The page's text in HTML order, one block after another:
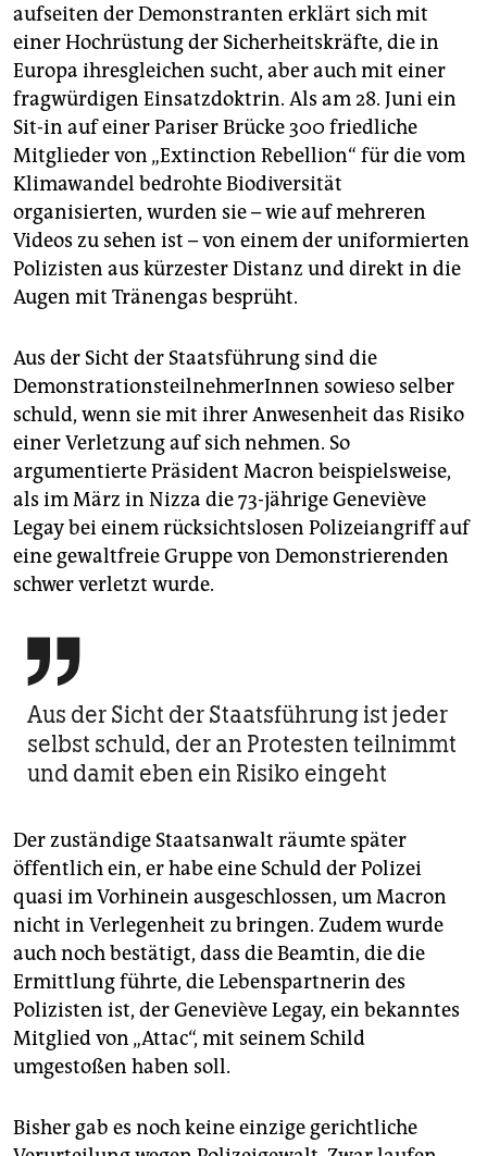
aufseiten der Demonstranten erklärt sich mit
einer Hochrüstung der Sicherheitskräfte, die in
Europa ihresgleichen sucht, aber auch mit einer
fragwürdigen Einsatzdoktrin. Als am 28. Juni ein
Sit-in auf einer Pariser Brücke 300 friedliche
Mitglieder von „Extinction Rebellion“ für die vom
Klimawandel bedrohte Biodiversität
organisierten, wurden sie – wie auf mehreren
Videos zu sehen ist – von einem der uniformierten
Polizisten aus kürzester Distanz und direkt in die
Augen mit Tränengas besprüht.
Aus der Sicht der Staatsführung sind die
DemonstrationsteilnehmerInnen sowieso selber
schuld, wenn sie mit ihrer Anwesenheit das Risiko
einer Verletzung auf sich nehmen. So
argumentierte Präsident Macron beispielsweise,
als im März in Nizza die 73-jährige Geneviève
Legay bei einem rücksichtslosen Polizeiangriff auf
eine gewaltfreie Gruppe von Demonstrierenden
schwer verletzt wurde.

Aus der Sicht der Staatsführung ist jeder
selbst schuld, der an Protesten teilnimmt
und damit eben ein Risiko eingeht
Der zuständige Staatsanwalt räumte später
öffentlich ein, er habe eine Schuld der Polizei
quasi im Vorhinein ausgeschlossen, um Macron
nicht in Verlegenheit zu bringen. Zudem wurde
auch noch bestätigt, dass die Beamtin, die die
Ermittlung führte, die Lebenspartnerin des
Polizisten ist, der Geneviève Legay, ein bekanntes
Mitglied von „Attac“, mit seinem Schild
umgestoßen haben soll.
Bisher gab es noch keine einzige gerichtliche